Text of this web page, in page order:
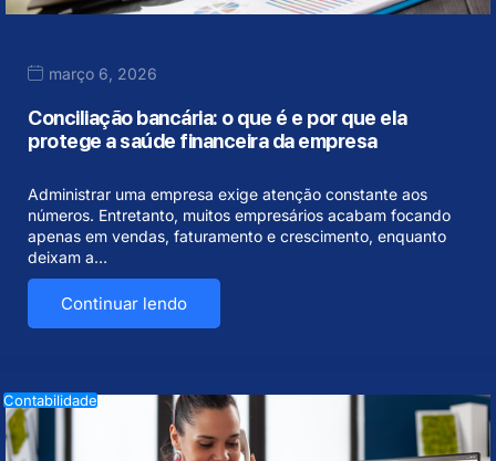
março 6, 2026
Conciliação bancária: o que é e por que ela
protege a saúde financeira da empresa
Administrar uma empresa exige atenção constante aos
números. Entretanto, muitos empresários acabam focando
apenas em vendas, faturamento e crescimento, enquanto
deixam a…
Continuar lendo
Contabilidade